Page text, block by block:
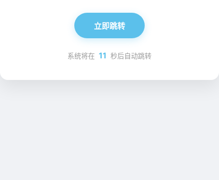
立即跳转
系统将在 11 秒后自动跳转